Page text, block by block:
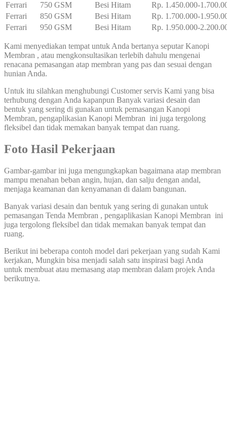
Ferrari
750 GSM Besi Hitam
Rp. 1.450.000-
Ferrari
850 GSM Besi Hitam
Rp. 1.700.000-
Ferrari
950 GSM Besi Hitam Rp. 1.950.000-
Kami menyediakan tempat untuk Anda bertanya seputar Kanopi
Membran , atau mengkonsultasikan terlebih dahulu mengenai
renacana pemasangan atap membran yang pas dan sesuai dengan
hunian Anda.
Untuk itu silahkan menghubungi Customer servis Kami yang bisa
terhubung dengan Anda kapanpun Banyak variasi desain dan
bentuk yang sering di gunakan untuk pemasangan Kanopi
Membran, pengaplikasian Kanopi Membran ini juga tergolong
fleksibel dan tidak memakan banyak tempat dan ruang.
Foto Hasil Pekerjaan
Gambar-gambar ini juga mengungkapkan bagaimana atap membran
mampu menahan beban angin, hujan, dan salju dengan andal,
menjaga keamanan dan kenyamanan di dalam bangunan.
Banyak variasi desain dan bentuk yang sering di gunakan untuk
pemasangan Tenda Membran , pengaplikasian Kanopi Membran ini
juga tergolong fleksibel dan tidak memakan banyak tempat dan
ruang.
Berikut ini beberapa contoh model dari pekerjaan yang sudah Kami
kerjakan, Mungkin bisa menjadi salah satu inspirasi bagi Anda
untuk membuat atau memasang atap membran dalam projek Anda
berikutnya.